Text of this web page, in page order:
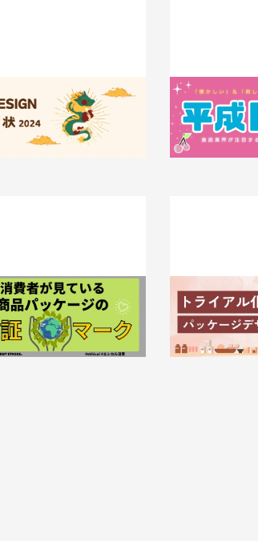
デザインの年賀状作り！
T3のコト
「懐かしさ」と「
レトロ：食品業
ーケティング事例
2023.11.30 知識 /
者が見ている！商品パッケー
マーク5選
知識 / ノウハウ
お試しサイズで
アル化粧品のパ
分析
2023.10.13
知識 /